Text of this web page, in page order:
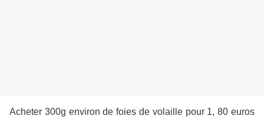
Acheter 300g environ de foies de volaille pour 1, 80 euros